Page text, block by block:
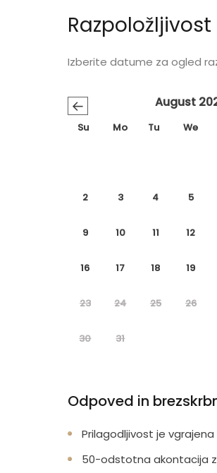
Razpoložljivost
Izberite datume za ogled
← August
Su Mo Tu We
2 3 4 5
9 10 11 12
16 17 18 19
23 24 25 26
30 31
Odpoved in
Prilagodljivost je
50-odstotna akontacija